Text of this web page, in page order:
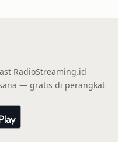
RadioStreaming.id
— gratis di perangkat